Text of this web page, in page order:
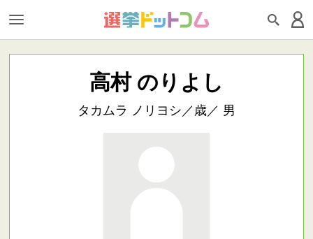
高村 のりよし
タカムラ ノリヨシ／歳／ 男